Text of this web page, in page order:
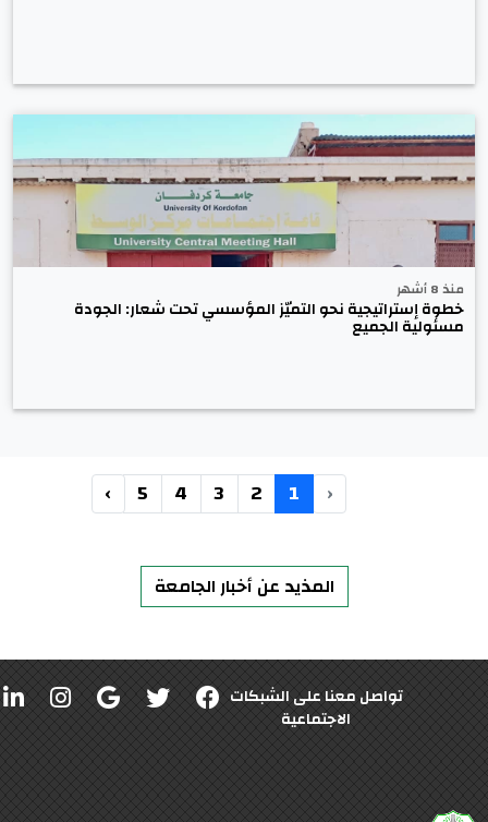
منذ 8 أشهر
خطوة إستراتيجية نحو التميّز المؤسسي تحت شعار: الجودة
مسئولية الجميع
‹
1
2
3
4
5
›
المذيد عن أخبار الجامعة
تواصل معنا على الشبكات
الاجتماعية